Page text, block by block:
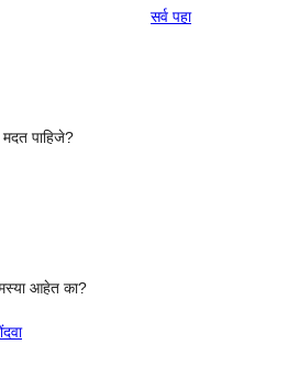
सर्वपुनरावलोकने
पहा
पाहिजे?
आहेत का?